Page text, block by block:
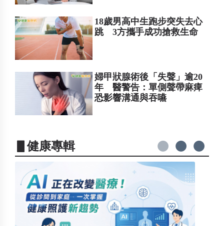
18歲男高中生跑步突失去心
跳 3方攜手成功搶救生命
婦甲狀腺術後「失聲」逾20
年 醫警告：單側聲帶麻痺
恐影響溝通與吞嚥
▋健康專輯